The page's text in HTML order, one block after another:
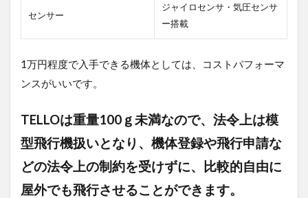
オ
センサー
ジャイロセンサ・気圧センサ
ー搭載
1万円程度で入手できる機体としては、コストパフォーマ
ンスがいいです。
TELLOは重量100ｇ未満なので、法令上は模
型飛行機扱いとなり、機体登録や飛行申請な
どの法令上の制約を受けずに、比較的自由に
屋外でも飛行させることができます。